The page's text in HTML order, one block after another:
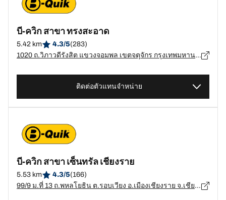
บี-ควิก สาขา ทรงสะอาด
5.42 km 4.3/5(283)
1020 ถ.วิภาวดีรังสิต แขวงจอมพล เขตจตุจักร กรุงเทพมหานคร, กรุงเทพมหานคร - 10900
ติดต่อตัวแทนจำหน่าย
บี-ควิก สาขา เซ็นทรัล เชียงราย
5.53 km 4.3/5(166)
99/9 ม.ที่ 13 ถ.พหลโยธิน ต.รอบเวียง อ.เมืองเชียงราย จ.เชียงราย, เชียงราย - 57000